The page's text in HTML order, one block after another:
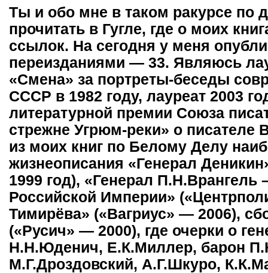
Ты и обо мне в таком ракурсе по
прочитать в Гугле, где о моих
ссылок. На сегодня у меня
переизданиями — 33. Являюсь
«Смена» за портреты-беседы
СССР в 1982 году, лауреат 2003
литературной премии Союза
стрежне Угрюм-реки» о
из моих книг по Белому Делу
жизнеописания «Генерал
1999 год), «Генерал
Российской Империи»
Тимирёва» («Вагриус» — 2006),
(«Русич» — 2000), где очерки о
Н.Н.Юденич, Е.К.Миллер, барон
М.Г.Дроздовский, А.Г.Шкуро,